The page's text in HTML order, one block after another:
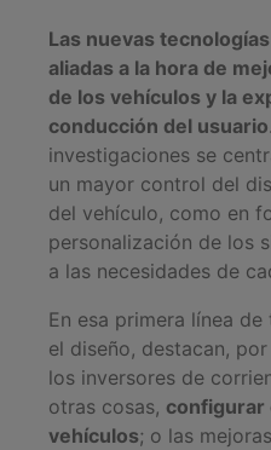
Las nuevas
aliadas a la hora de
de los vehículos y la
conducción del usuario
investigaciones se
un mayor control del
del vehículo, como en
personalización de los
a las necesidades de
En esa primera línea
el diseño, destacan,
los inversores de
otras cosas, configurar
vehículos; o las